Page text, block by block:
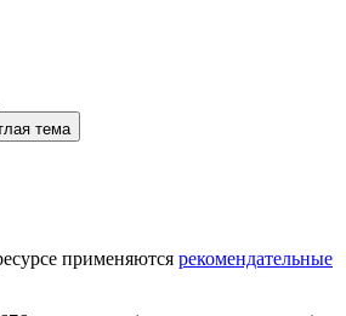
тема
применяются рекомендательные